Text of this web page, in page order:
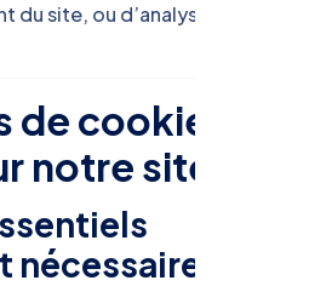
site, ou d’analyser la
cookies
notre site